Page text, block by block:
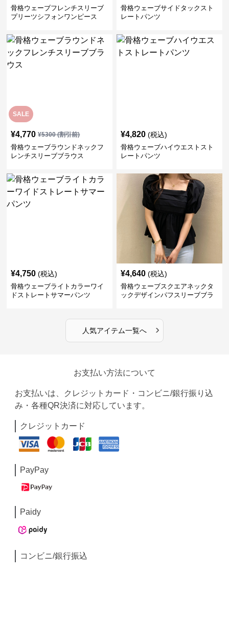
骨格ウェーブフレンチスリーブ
プリーツシフォンワンピース
骨格ウェーブサイドタックスト
レートパンツ
SALE
¥4,770 ¥5300(割引前)
骨格ウェーブラウンドネックフ
レンチスリーブブラウス
¥4,820 (税込)
骨格ウェーブハイウエストスト
レートパンツ
¥4,750 (税込)
骨格ウェーブライトカラーワイ
ドストレートサマーパンツ
¥4,640 (税込)
骨格ウェーブスクエアネックタ
ックデザインパフスリーブブラ
人気アイテム一覧へ ›
お支払い方法について
お支払いは、クレジットカード・コンビニ/銀行振り込
み・各種QR決済に対応しています。
クレジットカード
PayPay
Paidy
コンビニ/銀行振込